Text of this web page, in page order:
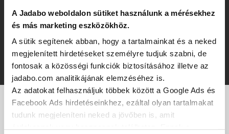
A Jadabo weboldalon sütiket használunk a mérésekhez
és más marketing eszközökhöz.
A sütik segítenek abban, hogy a tartalmainkat és a neked
megjelenített hirdetéseket személyre tudjuk szabni, de
fontosak a közösségi funkciók biztosításához illetve az
jadabo.com analitikájának elemzéséhez is.
Az adatokat felhasználjuk többek között a Google Ads és
Facebook Ads hirdetéseinkhez, ezáltal olyan tartalmakat
tudunk megjeleníteni neked a jövőben is, amit
PVA tasak Delphin PVA n'tastic / 10db
(130x70mm)
966 Ft
MÁRKÁINK